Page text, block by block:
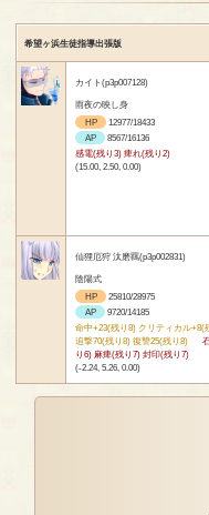
希望ヶ浜生徒指導出張版
カイト(p3p007128)
雨夜の映し身
HP
12977/18433
AP
8567/16136
感電(残り3) 痺れ(残り2)
(15.00, 2.50, 0.00)
仙狸厄狩 汰磨羈(p3p002831)
陰陽式
HP
25810/28975
AP
9720/14185
命中+23(残り8) クリティカル+8(
追撃70(残り8) 復讐25(残り8)
り6) 麻痺(残り7) 封印(残り7)
(-2.24, 5.26, 0.00)